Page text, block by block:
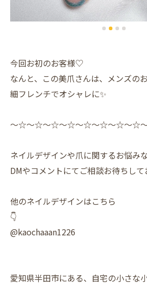
今回お初のお客様♡
なんと、この美爪さんは、メンズの
細フレンチでオシャレに✨
〜☆〜☆〜☆〜☆〜☆〜☆〜☆〜☆
ネイルデザインや爪に関するお悩み
DMやコメントにてご相談お待ちし
他のネイルデザインはこちら
👇
@kaochaaan1226
愛知県半田市にある、自宅の小さな